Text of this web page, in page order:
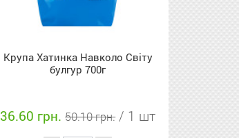
Крупа Хатинка Навколо Світу
булгур 700г
36.60 грн.50.10 грн. / 1 шт